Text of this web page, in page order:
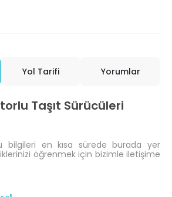
Yol Tarifi Yorumlar
Taşıt Sürücüleri
bilgileri en kısa sürede burada yer
öğrenmek için bizimle iletişime